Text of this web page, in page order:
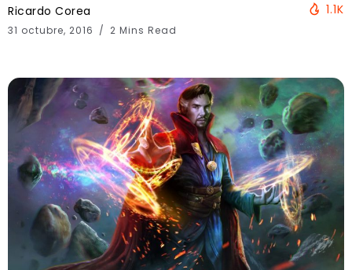
Ricardo Corea
31 octubre, 2016 2 Mins Read
1.1K